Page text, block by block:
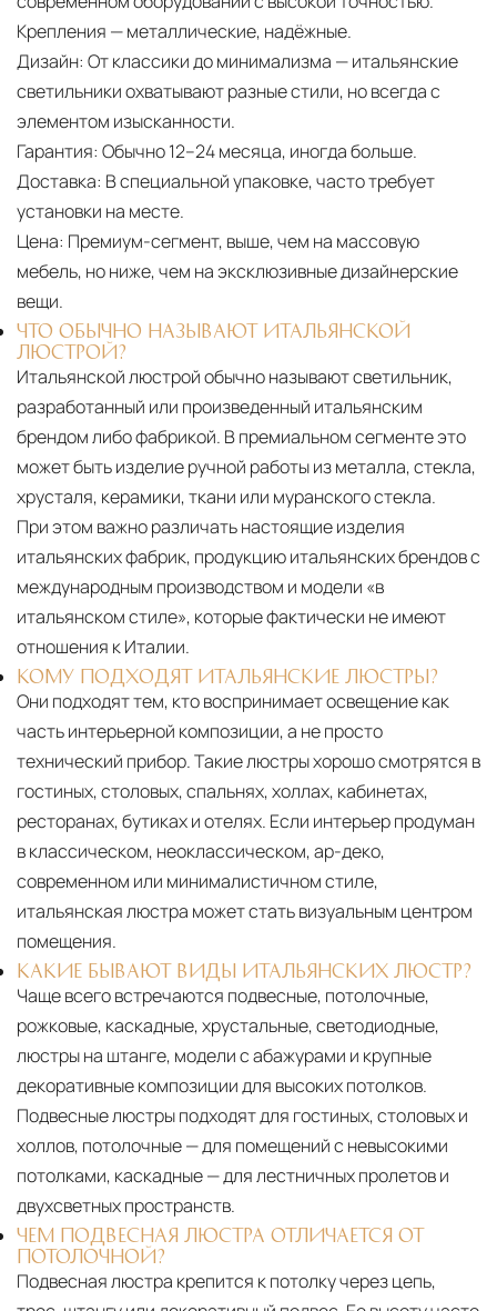
Крепления — металлические, надёжные.
Дизайн: От классики до минимализма — итальянские
светильники охватывают разные стили, но всегда с
элементом изысканности.
Гарантия: Обычно 12–24 месяца, иногда больше.
Доставка: В специальной упаковке, часто требует
установки на месте.
Цена: Премиум-сегмент, выше, чем на массовую
мебель, но ниже, чем на эксклюзивные дизайнерские
вещи.
ЧТО ОБЫЧНО НАЗЫВАЮТ ИТАЛЬЯНСКОЙ
ЛЮСТРОЙ?
Итальянской люстрой обычно называют светильник,
разработанный или произведенный итальянским
брендом либо фабрикой. В премиальном сегменте это
может быть изделие ручной работы из металла, стекла,
хрусталя, керамики, ткани или муранского стекла.
При этом важно различать настоящие изделия
итальянских фабрик, продукцию итальянских брендов с
международным производством и модели «в
итальянском стиле», которые фактически не имеют
отношения к Италии.
КОМУ ПОДХОДЯТ ИТАЛЬЯНСКИЕ ЛЮСТРЫ?
Они подходят тем, кто воспринимает освещение как
часть интерьерной композиции, а не просто
технический прибор. Такие люстры хорошо смотрятся в
гостиных, столовых, спальнях, холлах, кабинетах,
ресторанах, бутиках и отелях. Если интерьер продуман
в классическом, неоклассическом, ар-деко,
современном или минималистичном стиле,
итальянская люстра может стать визуальным центром
помещения.
КАКИЕ БЫВАЮТ ВИДЫ ИТАЛЬЯНСКИХ ЛЮСТР?
Чаще всего встречаются подвесные, потолочные,
рожковые, каскадные, хрустальные, светодиодные,
люстры на штанге, модели с абажурами и крупные
декоративные композиции для высоких потолков.
Подвесные люстры подходят для гостиных, столовых и
холлов, потолочные — для помещений с невысокими
потолками, каскадные — для лестничных пролетов и
двухсветных пространств.
ЧЕМ ПОДВЕСНАЯ ЛЮСТРА ОТЛИЧАЕТСЯ ОТ
ПОТОЛОЧНОЙ?
Подвесная люстра крепится к потолку через цепь,